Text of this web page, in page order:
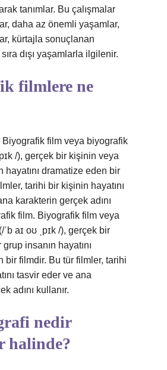
tanımlar. Bu çalışmalar
daha az önemli yaşamlar,
kürtajla sonuçlanan
dışı yaşamlarla ilgilenir.
filmlere ne
Biyografik film veya biyografik
/), gerçek bir kişinin veya
hayatını dramatize eden bir
tarihi bir kişinin hayatını
karakterin gerçek adını
film. Biyografik film veya
aɪ oʊ ˌpɪk /), gerçek bir
insanın hayatını
bir filmdir. Bu tür filmler, tarihi
tasvir eder ve ana
adını kullanır.
nedir
halinde?